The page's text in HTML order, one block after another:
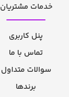
خدمات مشتریان
پنل کاربری
تماس با ما
سوالات متداول
برندها